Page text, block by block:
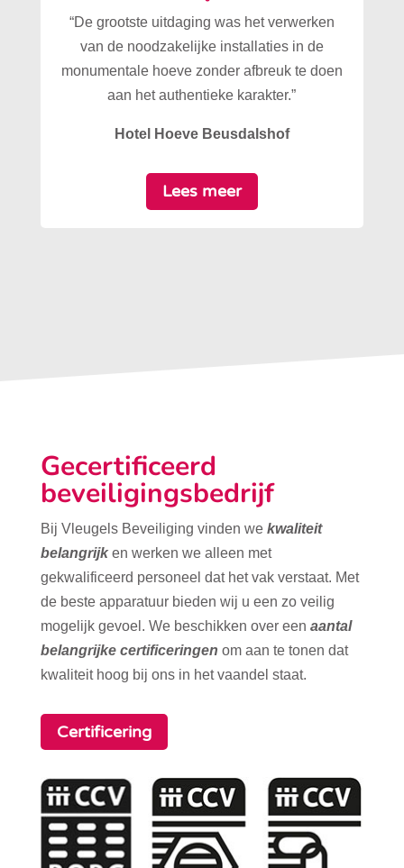
“De grootste uitdaging was het verwerken
van de noodzakelijke installaties in de
monumentale hoeve zonder afbreuk te doen
aan het authentieke karakter.”
Hotel Hoeve Beusdalshof
Lees meer
Gecertificeerd
beveiligingsbedrijf
Bij Vleugels Beveiliging vinden we kwaliteit
belangrijk en werken we alleen met
gekwalificeerd personeel dat het vak verstaat. Met
de beste apparatuur bieden wij u een zo veilig
mogelijk gevoel. We beschikken over een aantal
belangrijke certificeringen om aan te tonen dat
kwaliteit hoog bij ons in het vaandel staat.
Certificering